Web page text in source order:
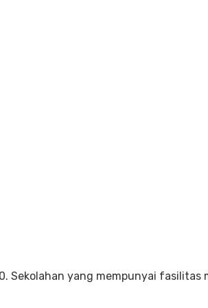
Sekolahan yang mempunyai